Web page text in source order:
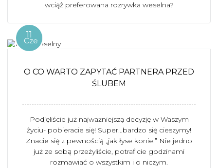
wciąż preferowana rozrywka weselna?
11
Cze
O CO WARTO ZAPYTAĆ PARTNERA PRZED
ŚLUBEM
Podjęliście już najważniejszą decyzję w Waszym
życiu- pobieracie się! Super…bardzo się cieszymy!
Znacie się z pewnością „jak łyse konie.” Nie jedno
już ze sobą przeżyliście, potraficie godzinami
rozmawiać o wszystkim i o niczym.